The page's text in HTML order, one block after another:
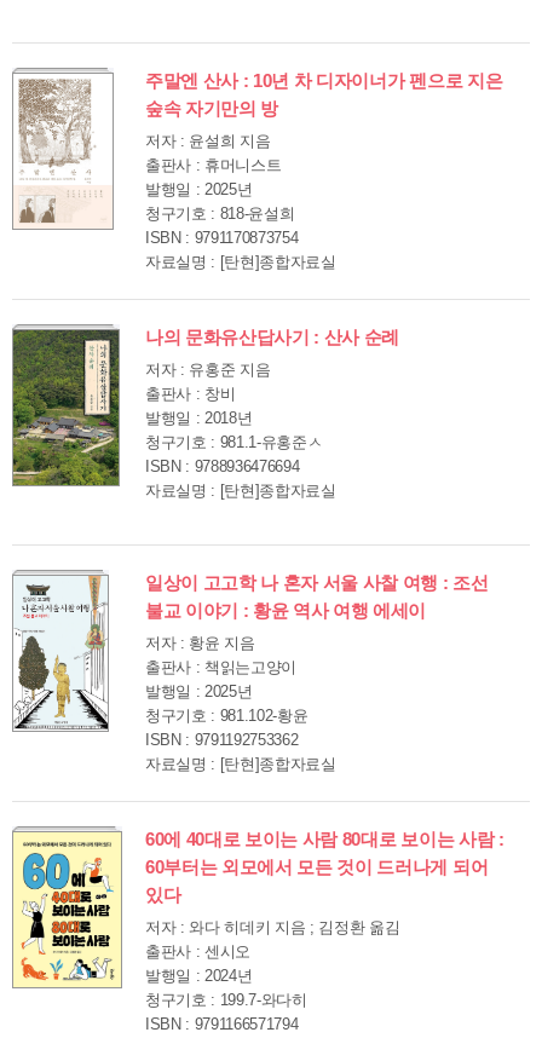
주말엔 산사 : 10년 차 디자이너가 펜으로 지은
숲속 자기만의 방
저자 : 윤설희 지음
출판사 : 휴머니스트
발행일 : 2025년
청구기호 : 818-윤설희
ISBN : 9791170873754
자료실명 : [탄현]종합자료실
나의 문화유산답사기 : 산사 순례
저자 : 유홍준 지음
출판사 : 창비
발행일 : 2018년
청구기호 : 981.1-유홍준ㅅ
ISBN : 9788936476694
자료실명 : [탄현]종합자료실
일상이 고고학 나 혼자 서울 사찰 여행 : 조선
불교 이야기 : 황윤 역사 여행 에세이
저자 : 황윤 지음
출판사 : 책읽는고양이
발행일 : 2025년
청구기호 : 981.102-황윤
ISBN : 9791192753362
자료실명 : [탄현]종합자료실
60에 40대로 보이는 사람 80대로 보이는 사람 :
60부터는 외모에서 모든 것이 드러나게 되어
있다
저자 : 와다 히데키 지음 ; 김정환 옮김
출판사 : 센시오
발행일 : 2024년
청구기호 : 199.7-와다히
ISBN : 9791166571794